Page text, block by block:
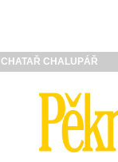
CHATAŘ CHALUPÁŘ